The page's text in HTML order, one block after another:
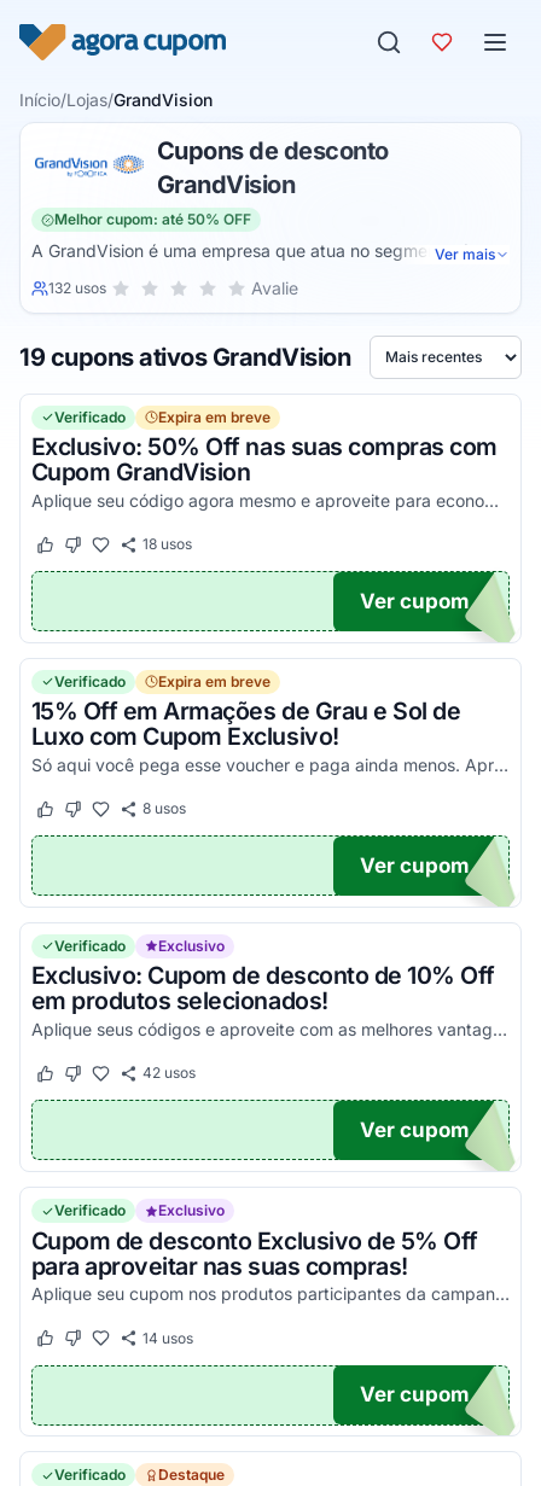
Início/Lojas/GrandVision
Cupons de desconto
GrandVision
Melhor cupom: até 50% OFF
A GrandVision é uma empresa que atua no segmento de
produtos oculares. Assim, ela fornece diversos modelos de
disso, ela também fornece óculos de grau, óculos de sol,
Ver mais
132 usosSua nota para GrandVision, de 1 a 5 estrelas
5 estrelas
4 estrelas
3 estrelas
2 estrelas
1 estrela Avalie
19 cupons ativos GrandVision Ordenar por
Verificado Expira em breve
Exclusivo: 50% Off nas suas compras com
Cupom GrandVision
Aplique seu código agora mesmo e aproveite para economizar! Válido em par completo (Armação + Lente)!
Este cupom funcionou
Este cupom não funcionou
18usos
OM50
Ver cupom
Verificado Expira em breve
15% Off em Armações de Grau e Sol de
Luxo com Cupom Exclusivo!
Só aqui você pega esse voucher e paga ainda menos. Aproveite agora!
Este cupom funcionou
Este cupom não funcionou
8usos
OM15
Ver cupom
Verificado Exclusivo
Exclusivo: Cupom de desconto de 10% Off
em produtos selecionados!
Aplique seus códigos e aproveite com as melhores vantagens agora mesmo!
Este cupom funcionou
Este cupom não funcionou
42usos
M10A
Ver cupom
Verificado Exclusivo
Cupom de desconto Exclusivo de 5% Off
para aproveitar nas suas compras!
Aplique seu cupom nos produtos participantes da campanha e aproveite com os melhores descontos possíveis!
Este cupom funcionou
Este cupom não funcionou
14 usos
OM5A
Ver cupom
Verificado Destaque